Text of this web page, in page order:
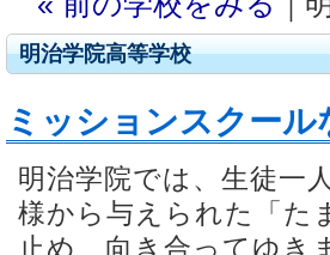
明治学院高等学校
ミッションスクー
明治学院では、生徒一
様から与えられた「た
止め、向き合ってゆき